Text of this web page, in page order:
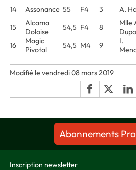
14
Assonance 55 F4 3 A.
15
Alcama
Doloise
54,5 F4 8
Mlle
16
Magic
Pivotal
54,5 M4 9
I.
Modifié le vendredi 08 mars 2019
Abonnements
Inscription newsletter